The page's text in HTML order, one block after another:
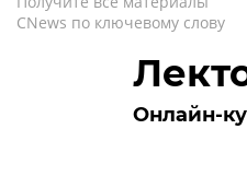
CNews по ключевому слову
Онлайн-